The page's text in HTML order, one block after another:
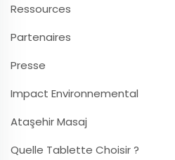
Ressources
Partenaires
Presse
Impact Environnemental
Ataşehir Masaj
Quelle Tablette Choisir ?